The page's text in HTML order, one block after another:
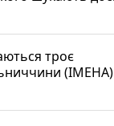
троє
(ІМЕНА)